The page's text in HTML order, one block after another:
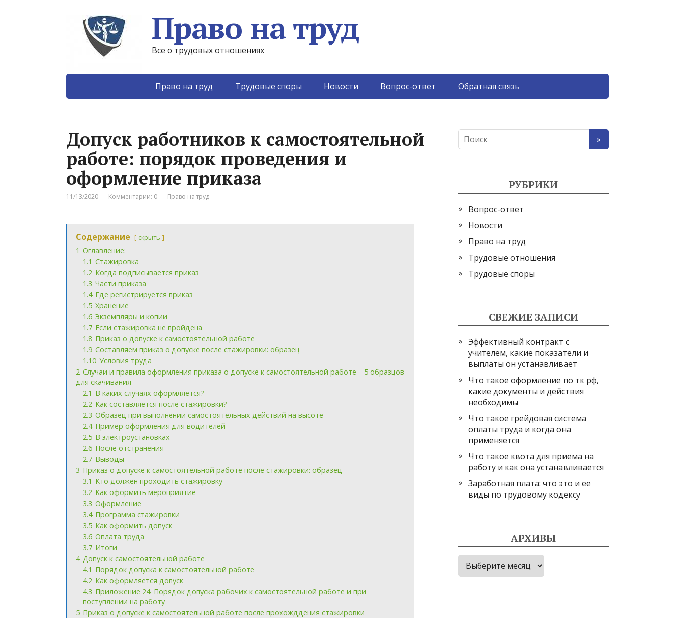
Право на труд
Все о трудовых отношениях
Право на труд Трудовые споры Новости Вопрос-ответ Обратная связь
Допуск работников к самостоятельной
работе: порядок проведения и
оформление приказа
11/13/2020 Комментарии: 0 Право на труд
Содержание скрыть
1 Оглавление:
1.1 Стажировка
1.2 Когда подписывается приказ
1.3 Части приказа
1.4 Где регистрируется приказ
1.5 Хранение
1.6 Экземпляры и копии
1.7 Если стажировка не пройдена
1.8 Приказ о допуске к самостоятельной работе
1.9 Составляем приказ о допуске после стажировки: образец
1.10 Условия труда
2 Случаи и правила оформления приказа о допуске к самостоятельной работе – 5 образцов
для скачивания
2.1 В каких случаях оформляется?
2.2 Как составляется после стажировки?
2.3 Образец при выполнении самостоятельных действий на высоте
2.4 Пример оформления для водителей
2.5 В электроустановках
2.6 После отстранения
2.7 Выводы
3 Приказ о допуске к самостоятельной работе после стажировки: образец
3.1 Кто должен проходить стажировку
3.2 Как оформить мероприятие
3.3 Оформление
3.4 Программа стажировки
3.5 Как оформить допуск
3.6 Оплата труда
3.7 Итоги
4 Допуск к самостоятельной работе
4.1 Порядок допуска к самостоятельной работе
4.2 Как оформляется допуск
4.3 Приложение 24. Порядок допуска рабочих к самостоятельной работе и при
поступлении на работу
5 Приказ о допуске к самостоятельной работе после прохожддения стажировки
РУБРИКИ
Вопрос-ответ
Новости
Право на труд
Трудовые отношения
Трудовые споры
СВЕЖИЕ ЗАПИСИ
Эффективный контракт с
учителем, какие показатели и
выплаты он устанавливает
Что такое оформление по тк рф,
какие документы и действия
необходимы
Что такое грейдовая система
оплаты труда и когда она
применяется
Что такое квота для приема на
работу и как она устанавливается
Заработная плата: что это и ее
виды по трудовому кодексу
АРХИВЫ
Архивы